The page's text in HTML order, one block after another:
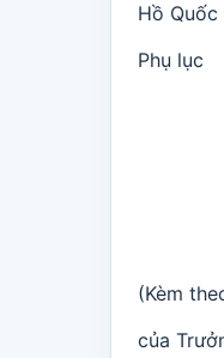
Hồ Quốc
Phụ lục
(Kèm
của